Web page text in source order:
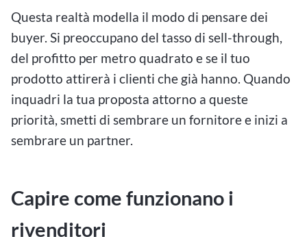
Questa realtà modella il modo di pensare dei
buyer. Si preoccupano del tasso di sell-through,
del profitto per metro quadrato e se il tuo
prodotto attirerà i clienti che già hanno. Quando
inquadri la tua proposta attorno a queste
priorità, smetti di sembrare un fornitore e inizi a
sembrare un partner.
Capire come funzionano i
rivenditori